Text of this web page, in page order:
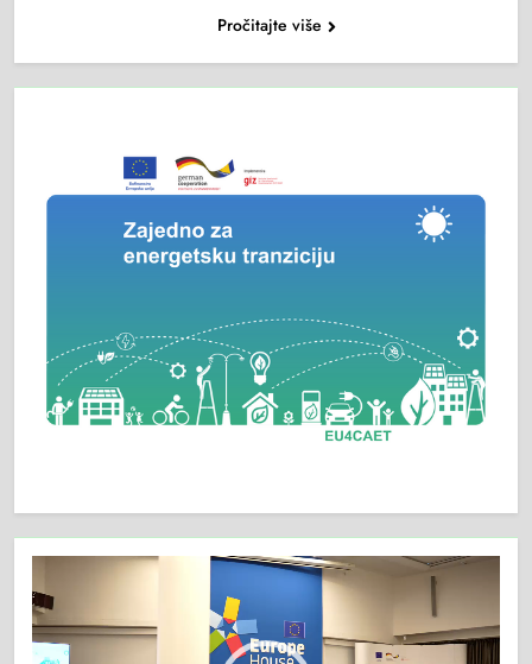
Pročitajte više
Player